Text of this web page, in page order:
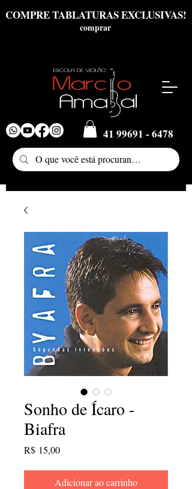
COMPRE TABLATURAS EXCLUSIVAS!
comprar
41 99691 - 6478
Sonho de Ícaro -
Biafra
R$ 15,00Preço
Adicionar ao carrinho